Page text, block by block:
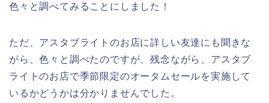
色々と調べてみることにしました！
ただ、アスタブライトのお店に詳しい友達にも聞きな
がら、色々と調べたのですが、残念ながら、アスタブ
ライトのお店で季節限定のオータムセールを実施して
いるかどうかは分かりませんでした。